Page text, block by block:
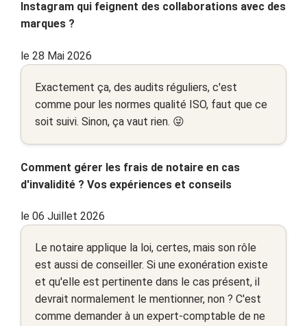
Instagram qui feignent des collaborations avec des
marques ?
le 28 Mai 2026
Exactement ça, des audits réguliers, c'est
comme pour les normes qualité ISO, faut que ce
soit suivi. Sinon, ça vaut rien. 😜
Comment gérer les frais de notaire en cas
d'invalidité ? Vos expériences et conseils
le 06 Juillet 2026
Le notaire applique la loi, certes, mais son rôle
est aussi de conseiller. Si une exonération existe
et qu'elle est pertinente dans le cas présent, il
devrait normalement le mentionner, non ? C'est
comme demander à un expert-comptable de ne